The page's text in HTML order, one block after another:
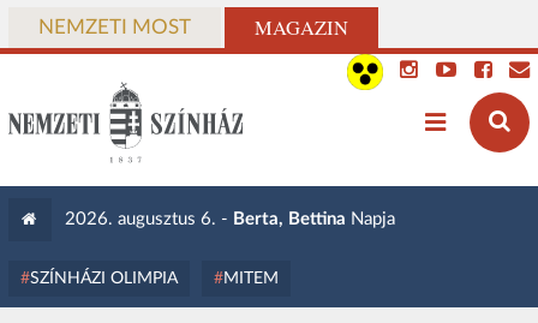
NEMZETI MOST MAGAZIN
2026. augusztus 6. - Berta, Bettina Napja
SZÍNHÁZI OLIMPIA MITEM